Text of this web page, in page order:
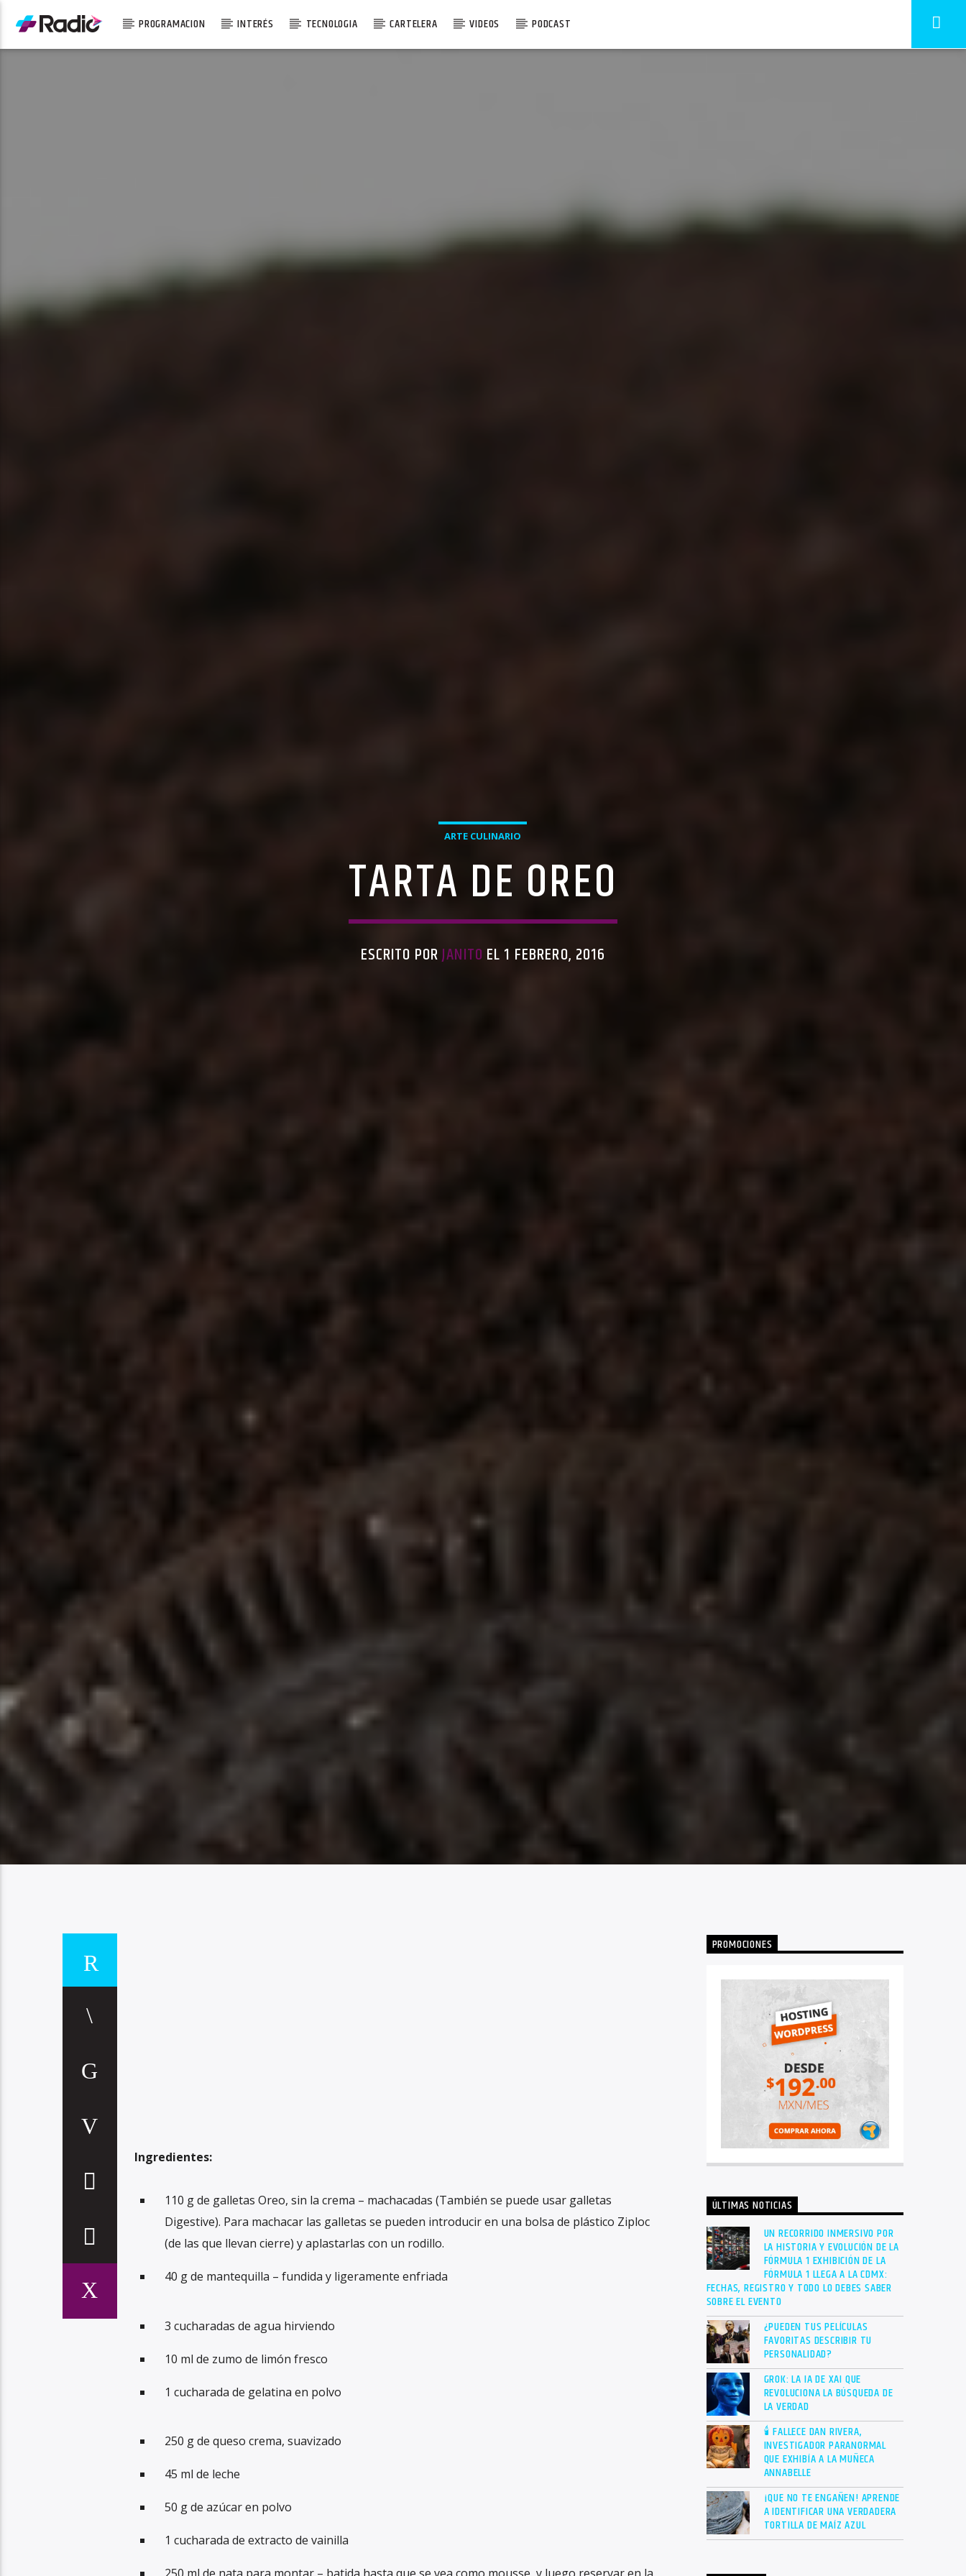
PROGRAMACION INTERÉS TECNOLOGIA CARTELERA VIDEOS PODCAST
ARTE CULINARIO
TARTA DE OREO
ESCRITO PORJANITO EL 1 FEBRERO, 2016
Ingredientes:
110 g de galletas Oreo, sin la crema – machacadas (También se puede usar galletas
Digestive). Para machacar las galletas se pueden introducir en una bolsa de plástico Ziploc
(de las que llevan cierre) y aplastarlas con un rodillo.
40 g de mantequilla – fundida y ligeramente enfriada
3 cucharadas de agua hirviendo
10 ml de zumo de limón fresco
1 cucharada de gelatina en polvo
250 g de queso crema, suavizado
45 ml de leche
50 g de azúcar en polvo
1 cucharada de extracto de vainilla
PROMOCIONES
ÚLTIMAS NOTICIAS
UN RECORRIDO INMERSIVO POR
LA HISTORIA Y EVOLUCIÓN DE LA
FÓRMULA 1 EXHIBICIÓN DE LA
FÓRMULA 1 LLEGA A LA CDMX:
FECHAS, REGISTRO Y TODO LO DEBES SABER
SOBRE EL EVENTO
¿PUEDEN TUS PELÍCULAS
FAVORITAS DESCRIBIR TU
PERSONALIDAD?
GROK: LA IA DE XAI QUE
REVOLUCIONA LA BÚSQUEDA DE
LA VERDAD
🕯 FALLECE DAN RIVERA,
INVESTIGADOR PARANORMAL
QUE EXHIBÍA A LA MUÑECA
ANNABELLE
¡QUE NO TE ENGAÑEN! APRENDE
A IDENTIFICAR UNA VERDADERA
TORTILLA DE MAÍZ AZUL